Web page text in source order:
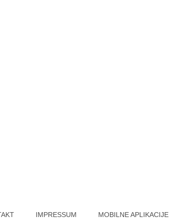
IMPRESSUM MOBILNE APLIKACIJE